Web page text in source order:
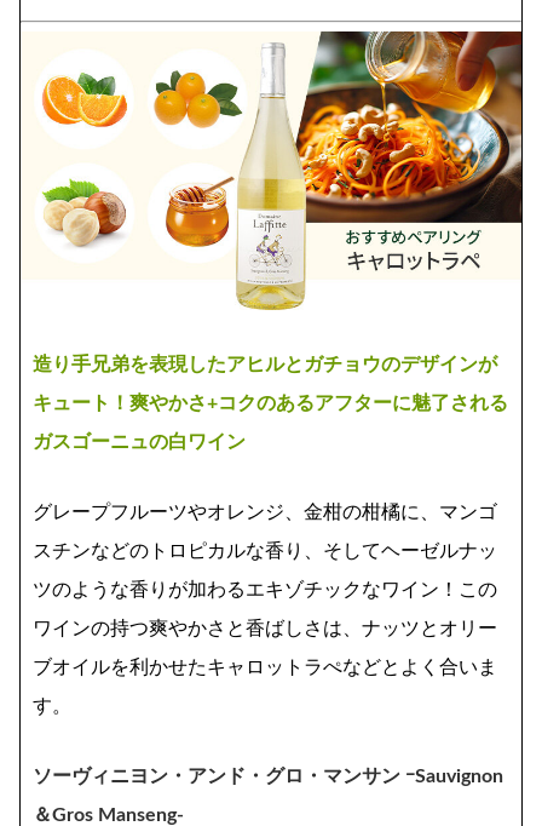
造り手兄弟を表現したアヒルとガチョウのデザインが
キュート！爽やかさ+コクのあるアフターに魅了される
ガスゴーニュの白ワイン
グレープフルーツやオレンジ、金柑の柑橘に、マンゴ
スチンなどのトロピカルな香り、そしてヘーゼルナッ
ツのような香りが加わるエキゾチックなワイン！この
ワインの持つ爽やかさと香ばしさは、ナッツとオリー
ブオイルを利かせたキャロットラぺなどとよく合いま
す。
ソーヴィニヨン・アンド・グロ・マンサン ｰSauvignon
＆Gros Manseng-